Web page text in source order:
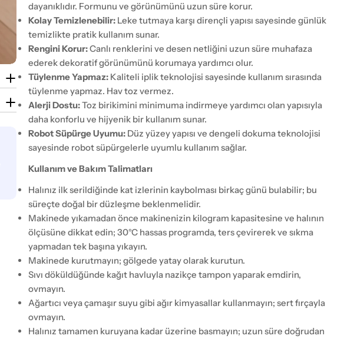
dayanıklıdır. Formunu ve görünümünü uzun süre korur.
Kolay Temizlenebilir: Leke tutmaya karşı dirençli yapısı sayesinde günlük
temizlikte pratik kullanım sunar.
Rengini Korur:Canlı renklerini ve desen netliğini uzun süre muhafaza
ederek dekoratif görünümünü korumaya yardımcı olur.
Tüylenme Yapmaz: Kaliteli iplik teknolojisi sayesinde kullanım sırasında
tüylenme yapmaz. Hav toz vermez.
Alerji Dostu:Toz birikimini minimuma indirmeye yardımcı olan yapısıyla
daha konforlu ve hijyenik bir kullanım sunar.
Robot Süpürge Uyumu: Düz yüzey yapısı ve dengeli dokuma teknolojisi
sayesinde robot süpürgelerle uyumlu kullanım sağlar.
Kullanım ve Bakım Talimatları
Halınız ilk serildiğinde kat izlerinin kaybolması birkaç günü bulabilir; bu
süreçte doğal bir düzleşme beklenmelidir.
Makinede yıkamadan önce makinenizin kilogram kapasitesine ve halının
ölçüsüne dikkat edin; 30°C hassas programda, ters çevirerek ve sıkma
yapmadan tek başına yıkayın.
Makinede kurutmayın; gölgede yatay olarak kurutun.
Sıvı döküldüğünde kağıt havluyla nazikçe tampon yaparak emdirin,
ovmayın.
Ağartıcı veya çamaşır suyu gibi ağır kimyasallar kullanmayın; sert fırçayla
ovmayın.
Halınız tamamen kuruyana kadar üzerine basmayın; uzun süre doğrudan